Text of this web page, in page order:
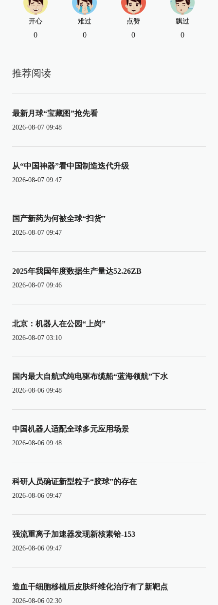
开心
0
难过
0
点赞
0
飘过
0
推荐阅读
最新月球“宝藏图”抢先看
2026-08-07 09:48
从“中国神器”看中国制造迭代升级
2026-08-07 09:47
国产新药为何被全球“扫货”
2026-08-07 09:47
2025年我国年度数据生产量达52.26ZB
2026-08-07 09:46
北京：机器人在公园“上岗”
2026-08-07 03:10
国内最大自航式纯电驱布缆船“蓝海领航”下水
2026-08-06 09:48
中国机器人适配全球多元应用场景
2026-08-06 09:48
科研人员确证新型粒子“胶球”的存在
2026-08-06 09:47
强流重离子加速器发现新核素铪-153
2026-08-06 09:47
造血干细胞移植后皮肤纤维化治疗有了新靶点
2026-08-06 02:30